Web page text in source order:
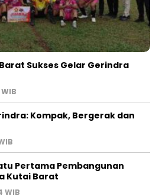
Sukses Gelar Gerindra
Kompak, Bergerak dan
Pertama Pembangunan
Kutai Barat
WIB